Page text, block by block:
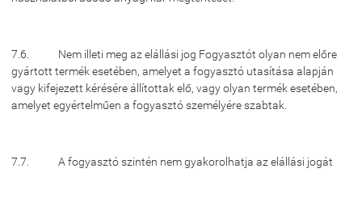
7.6. Nem illeti meg az elállási jog Fogyasztót olyan nem előre
gyártott termék esetében, amelyet a fogyasztó utasítása alapján
vagy kifejezett kérésére állítottak elő, vagy olyan termék esetében,
amelyet egyértelműen a fogyasztó személyére szabtak.
7.7. A fogyasztó szintén nem gyakorolhatja az elállási jogát